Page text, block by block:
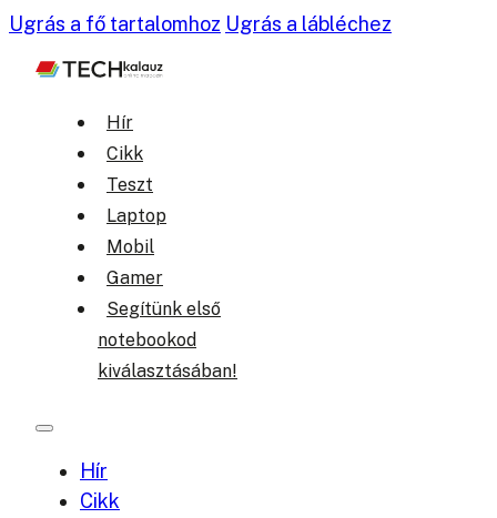
Ugrás a fő tartalomhoz Ugrás a lábléchez
Hír
Cikk
Teszt
Laptop
Mobil
Gamer
Segítünk első
notebookod
kiválasztásában!
Hír
Cikk